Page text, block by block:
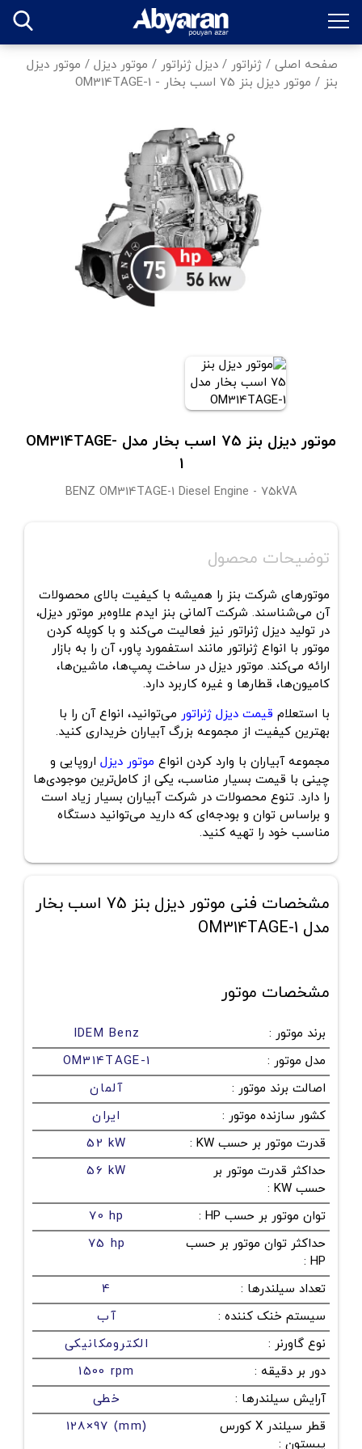
صفحه اصلی / ژنراتور / دیزل ژنراتور / موتور دیزل / موتور دیزل
بنز / موتور دیزل بنز 75 اسب بخار - OM314TAGE-1
موتور دیزل بنز 75 اسب بخار مدل OM314TAGE-
1
BENZ OM314TAGE-1 Diesel Engine - 75kVA
توضیحات محصول
موتورهای شرکت بنز را همیشه با کیفیت بالای محصولات
آن می‌شناسند. شرکت آلمانی بنز ایدم علاوه‌بر موتور دیزل،
در تولید دیزل ژنراتور نیز فعالیت می‌کند و با کوپله کردن
موتور با انواع ژنراتور مانند استفمورد پاور، آن را به بازار
ارائه می‌کند. موتور دیزل در ساخت پمپ‌ها، ماشین‌ها،
کامیون‌ها، قطارها و غیره کاربرد دارد.
با استعلام قیمت دیزل ژنراتور می‌توانید، انواع آن را با
بهترین کیفیت از مجموعه بزرگ آبیاران خریداری کنید.
مجموعه آبیاران با وارد کردن انواع موتور دیزل اروپایی و
چینی با قیمت بسیار مناسب، یکی از کامل‌ترین موجودی‌‌‌ها
را دارد. تنوع محصولات در شرکت آبیاران بسیار زیاد است
و براساس توان و بودجه‌ای که دارید می‌توانید دستگاه
مناسب خود را تهیه کنید.
مشخصات فنی موتور دیزل بنز 75 اسب بخار
مدل OM314TAGE-1
مشخصات موتور
برند موتور :
IDEM Benz
مدل موتور :
OM314TAGE-1
اصالت برند موتور :
آلمان
کشور سازنده موتور :
ایران
قدرت موتور بر حسب KW
:
52 kW
حداکثر قدرت موتور بر
حسب KW
:
56 kW
توان موتور بر حسب HP :
70 hp
حداکثر توان موتور بر حسب
HP
:
75 hp
تعداد سیلندرها :
4
سیستم خنک کننده :
آب
نوع گاورنر :
الکترومکانیکی
دور بر دقیقه :
1500 rpm
آرایش سیلندرها :
خطی
قطر سیلندر X کورس
پیستون :
128×97 (mm)